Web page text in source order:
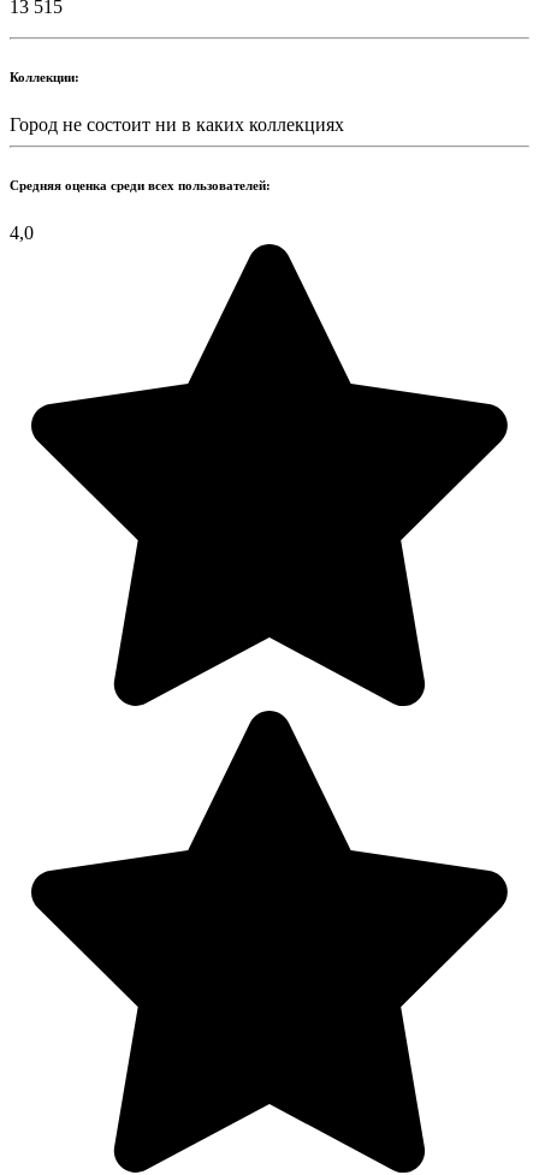
13 515
Коллекции:
Город не состоит ни в каких коллекциях
Средняя оценка среди всех пользователей:
4,0